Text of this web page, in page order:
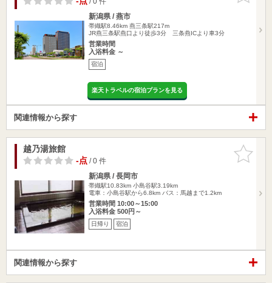
新潟県 / 燕市
帯織駅8.46km 燕三条駅217m
JR燕三条駅燕口より徒歩3分 三条燕ICより車3分
営業時間
入浴料金 ～
宿泊
楽天トラベルの宿泊プランを見る
関連情報から探す
お気に入
りに追加
越乃湯旅館
-点/ 0 件
新潟県 / 長岡市
帯織駅10.83km 小島谷駅3.19km
電車：小島谷駅から6.8km バス：馬越まで1.2km
営業時間 10:00～15:00
入浴料金 500円～
日帰り 宿泊
関連情報から探す